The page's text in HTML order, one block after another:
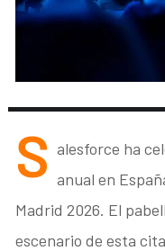
S alesforce ha
anual en
Madrid 2026. El
escenario de esta